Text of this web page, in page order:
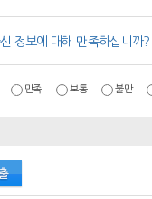
정보에 대해 만족하십니까?
만족 보통 불만